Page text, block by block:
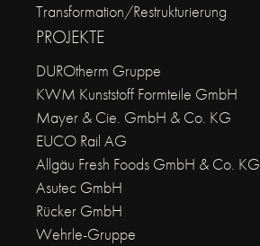
Transformation/Restrukturierung
PROJEKTE
DUROtherm Gruppe
KWM Kunststoff Formteile GmbH
Mayer & Cie. GmbH & Co. KG
EUCO Rail AG
Allgäu Fresh Foods GmbH & Co. KG
Asutec GmbH
Rücker GmbH
Wehrle-Gruppe